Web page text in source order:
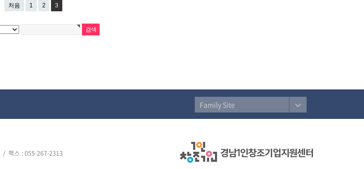
처음 1 2 3
Family Site
/ 팩스 : 055-267-2313